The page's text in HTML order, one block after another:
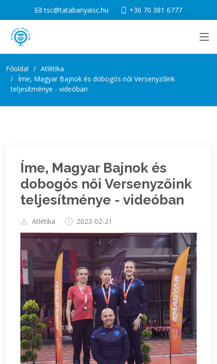
tsc@tatabanyaisc.hu +36 70 381 6777
Főoldal
Atlétika
Íme, Magyar Bajnok és dobogós női Versenyzőink
teljesítménye - videóban
Íme, Magyar Bajnok és
dobogós női Versenyzőink
teljesítménye - videóban
Atlétika 2023-02-21